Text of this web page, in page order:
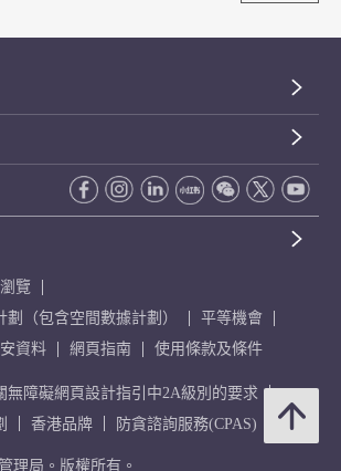
覽
（包含空間數據計劃）
平等機會
資料 網頁指南 使用條款及條件
無障礙網頁設計指引中2A級別的要求
香港品牌 防貪諮詢服務(CPAS)
理局。版權所有。